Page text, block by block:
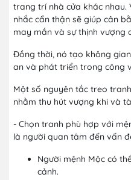
trang trí nhà cửa khác
nhắc cẩn thận sẽ giúp cân
may mắn và sự thịnh vượng
Đồng thời, nó tạo không
an và phát triển trong công
Một số nguyên tắc treo
nhằm thu hút vượng khi và
- Chọn tranh phù hợp với
là người quan tâm đến vấn
Người mệnh Mộc có
cảnh.